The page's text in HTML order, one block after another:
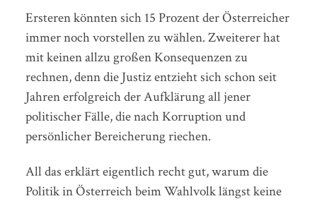
Ersteren könnten sich 15 Prozent der Österreicher
immer noch vorstellen zu wählen. Zweiterer hat
mit keinen allzu großen Konsequenzen zu
rechnen, denn die Justiz entzieht sich schon seit
Jahren erfolgreich der Aufklärung all jener
politischer Fälle, die nach Korruption und
persönlicher Bereicherung riechen.
All das erklärt eigentlich recht gut, warum die
Politik in Österreich beim Wahlvolk längst keine